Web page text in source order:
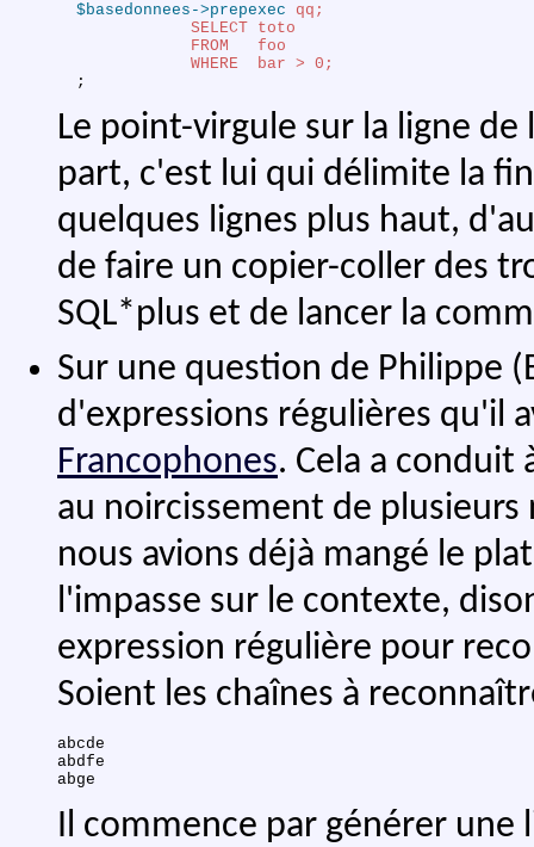
$basedonnees ->prepexec
qq;
       SELECT toto
       FROM   foo
       WHERE  bar > 0;
;
Le point-virgule sur la ligne de
part, c'est lui qui délimite la
quelques lignes plus haut,
de faire un copier-coller des
SQL*plus et de lancer la
Sur une question de Philippe
d'expressions régulières qu'il
Francophones. Cela a conduit
au noircissement de
nous avions déjà mangé le
l'impasse sur le contexte,
expression régulière pour
Soient les chaînes à
abcde
abdfe
Il commence par générer